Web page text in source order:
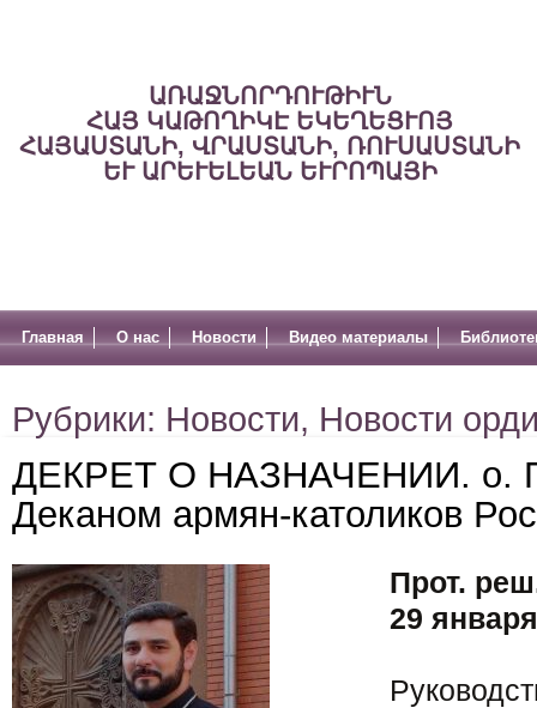
ԱՌԱՋՆՈՐԴՈՒԹԻՒՆ
ՀԱՅ ԿԱԹՈՂԻԿԷ ԵԿԵՂԵՑՒՈՅ
ՀԱՅԱՍՏԱՆԻ, ՎՐԱՍՏԱՆԻ, ՌՈՒՍԱՍՏԱՆԻ
ԵՒ ԱՐԵՒԵԼԵԱՆ ԵՒՐՈՊԱՅԻ
Главная О нас Новости Видео материалы
Рубрики: Новости, Новости
ДЕКРЕТ О НАЗНАЧЕНИИ. о.
Деканом армян-католиков
Прот.
29